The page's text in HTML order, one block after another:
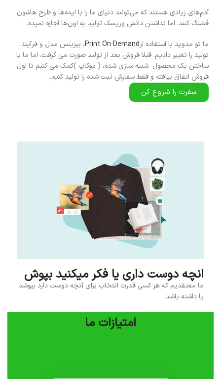
آدم‌های زیادی هستند که می‌تونند دنیای ما را با ایده‌ها و طرح هاشون
قشنگ کنند. اما نداشتن دانش وریسک تولید به اون‌ها اجازه نمیده.
ما تو مدوپد با استفاده ازPrint On Demand، بیزینس مدل و فرآیند
تولید را تغییر دادیم. قبلا فروش بعد از تولید صورت می گرفت. اما ما با
ساختن یک محصول شبیه سازی شده، ( موکاپ )کمک می کنیم تا اول
فروش اتفاق بیافته و فقط سفارش ثبت شده را تولید کنیم..
سفرت را شروع کن
انچه دوست داری یا فکر میکنید بپوش
ما معتقدیم که هر کسی قدرت انتخاب برای آنچه دوست دارد بپوشد
یا داشته باشد
امتیازات ما